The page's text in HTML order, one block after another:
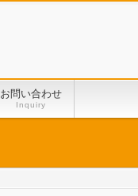
お問い合わせ
Inquiry